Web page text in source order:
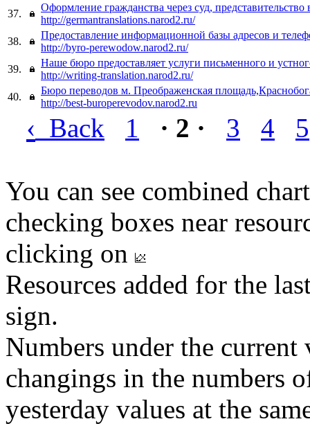
37.
Оформление гражданства через суд, представительство
http://germantranslations.narod2.ru/
38.
Предоставление информационной базы адресов и
http://byro-perewodow.narod2.ru/
39.
Наше бюро предоставляет услуги письменного и
http://writing-translation.narod2.ru/
40.
Бюро переводов м. Преображенская
http://best-buroperevodov.narod2.ru
‹ Back 1 · 2 · 3 4 5
You can see combined
checking boxes near
clicking on
Resources added for the
sign.
Numbers under the
changings in the numbers
yesterday values at the